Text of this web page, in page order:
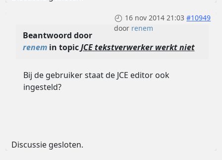
16 nov 2014 21:03 #10949
door renem
Beantwoord door
renemin topicJCE tekstverwerker werkt niet
Bij de gebruiker staat de JCE editor ook
ingesteld?
Discussie gesloten.